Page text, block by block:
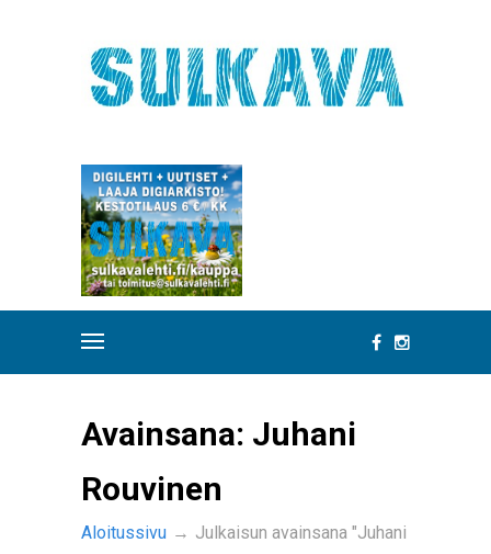
Avainsana: Juhani
Rouvinen
Aloitussivu → Julkaisun avainsana "Juhani